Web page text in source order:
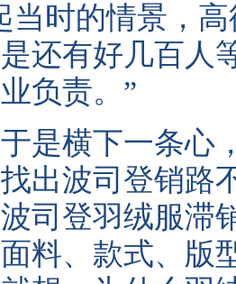
当时的情景，
还有好几百人
负责。”
横下一条心，
出波司登销路
司登羽绒服滞
料、款式、版